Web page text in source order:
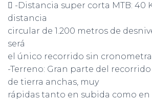
 -Distancia super corta MTB: 40
distancia
circular de 1.200 metros de
será
el único recorrido sin
-Terreno: Gran parte del
de tierra anchas, muy
rápidas tanto en subida como en